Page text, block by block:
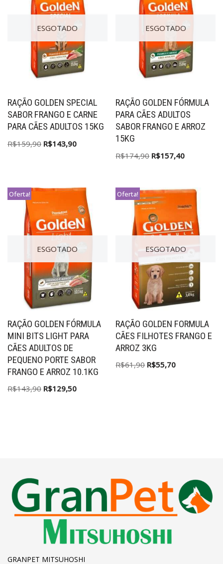
ESGOTADO
RAÇÃO GOLDEN SPECIAL
SABOR FRANGO E CARNE
PARA CÃES ADULTOS 15KG
R$159,90 R$143,90
ESGOTADO
RAÇÃO GOLDEN FÓRMULA
PARA CÃES ADULTOS
SABOR FRANGO E ARROZ
15KG
R$174,90 R$157,40
ESGOTADO
Oferta!
RAÇÃO GOLDEN FÓRMULA
MINI BITS LIGHT PARA
CÃES ADULTOS DE
PEQUENO PORTE SABOR
FRANGO E ARROZ 10.1KG
R$143,90 R$129,50
ESGOTADO
Oferta!
RAÇÃO GOLDEN FORMULA
CÃES FILHOTES FRANGO E
ARROZ 3KG
R$61,90 R$55,70
GRANPET MITSUHOSHI